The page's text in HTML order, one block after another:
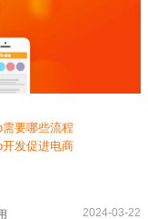
要哪些流程
发促进电商
2024-03-22